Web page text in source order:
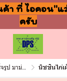
า ที่ ไอคอน"แ
ครับ
า ปลากระป๋อง นิชชินไก่เผ็ดไข่เค็